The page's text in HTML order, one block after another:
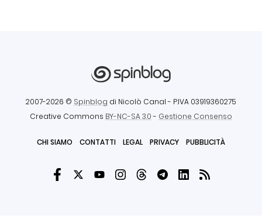
2007-2026 © Spinblog di Nicolò Canal - P.IVA 03919360275
Creative Commons BY-NC-SA 3.0- Gestione Consenso
CHI SIAMO CONTATTI LEGAL PRIVACY PUBBLICITÀ